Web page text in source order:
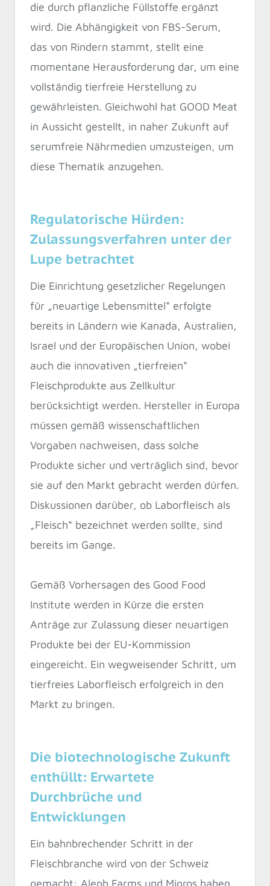
die durch pflanzliche Füllstoffe ergänzt
wird. Die Abhängigkeit von FBS-Serum,
das von Rindern stammt, stellt eine
momentane Herausforderung dar, um eine
vollständig tierfreie Herstellung zu
gewährleisten. Gleichwohl hat GOOD Meat
in Aussicht gestellt, in naher Zukunft auf
serumfreie Nährmedien umzusteigen, um
diese Thematik anzugehen.
Regulatorische Hürden:
Zulassungsverfahren unter der
Lupe betrachtet
Die Einrichtung gesetzlicher Regelungen
für „neuartige Lebensmittel“ erfolgte
bereits in Ländern wie Kanada, Australien,
Israel und der Europäischen Union, wobei
auch die innovativen „tierfreien“
Fleischprodukte aus Zellkultur
berücksichtigt werden. Hersteller in Europa
müssen gemäß wissenschaftlichen
Vorgaben nachweisen, dass solche
Produkte sicher und verträglich sind, bevor
sie auf den Markt gebracht werden dürfen.
Diskussionen darüber, ob Laborfleisch als
„Fleisch“ bezeichnet werden sollte, sind
bereits im Gange.
Gemäß Vorhersagen des Good Food
Institute werden in Kürze die ersten
Anträge zur Zulassung dieser neuartigen
Produkte bei der EU-Kommission
eingereicht. Ein wegweisender Schritt, um
tierfreies Laborfleisch erfolgreich in den
Markt zu bringen.
Die biotechnologische Zukunft
enthüllt: Erwartete
Durchbrüche und
Entwicklungen
Ein bahnbrechender Schritt in der
Fleischbranche wird von der Schweiz